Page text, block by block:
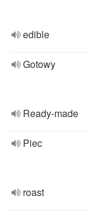
edible
Gotowy
Ready-made
Piec
roast